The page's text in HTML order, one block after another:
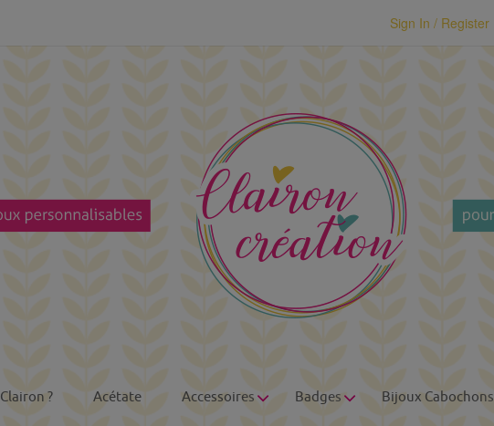
Sign In / Register
Clairon ? Acétate Accessoires Badges Bijoux Cabochons